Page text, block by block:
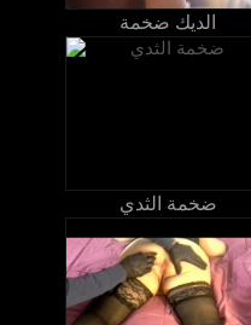
الديك ضخمة
ضخمة الثدي